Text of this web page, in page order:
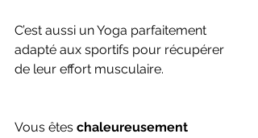
C’est aussi un Yoga parfaitement
adapté aux sportifs pour récupérer
de leur effort musculaire.
Vous êtes chaleureusement